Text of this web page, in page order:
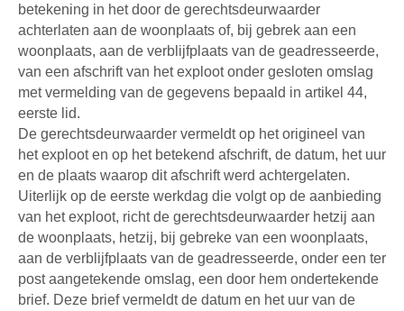
betekening in het door de gerechtsdeurwaarder
achterlaten aan de woonplaats of, bij gebrek aan een
woonplaats, aan de verblijfplaats van de geadresseerde,
van een afschrift van het exploot onder gesloten omslag
met vermelding van de gegevens bepaald in artikel 44,
eerste lid.
De gerechtsdeurwaarder vermeldt op het origineel van
het exploot en op het betekend afschrift, de datum, het uur
en de plaats waarop dit afschrift werd achtergelaten.
Uiterlijk op de eerste werkdag die volgt op de aanbieding
van het exploot, richt de gerechtsdeurwaarder hetzij aan
de woonplaats, hetzij, bij gebreke van een woonplaats,
aan de verblijfplaats van de geadresseerde, onder een ter
post aangetekende omslag, een door hem ondertekende
brief. Deze brief vermeldt de datum en het uur van de